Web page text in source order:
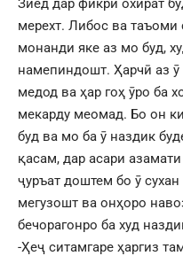
мерехт. Либос ва
монанди яке аз мо буд,
намепиндошт. Ҳарчӣ аз
медод ва ҳар гоҳ ӯро ба
мекарду меомад. Бо он
буд ва мо ба ӯ наздик
қасам, дар асари
ҷуръат доштем бо ӯ
мегузошт ва онҳоро
бечорагонро ба худ
-Ҳеҷ ситамгаре ҳаргиз